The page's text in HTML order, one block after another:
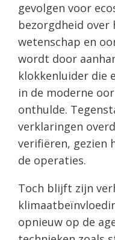
gevolgen voor
bezorgdheid over
wetenschap en
wordt door
klokkenluider die
in de moderne
onthulde.
verklaringen
verifiëren, gezien
de operaties.
Toch blijft zijn
opnieuw op de